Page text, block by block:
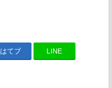
はてブ LINE